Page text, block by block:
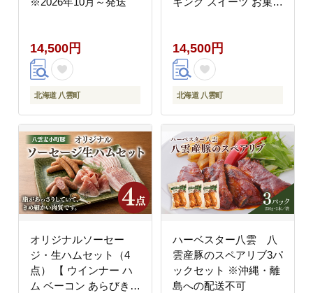
14,500円
北海道 八雲町
め合わせ お楽しみ おす
すめ
14,500円
北海道 八雲町
オリジナルソーセー
ジ・生ハムセット（4
点） 【 ウインナー ハ
ム ベーコン あらびき
ハーベスター八雲 八
雲産豚のスペアリブ3パ
ックセット ※沖縄・離
島への配送不可